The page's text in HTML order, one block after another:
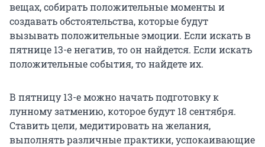
вещах, собирать положительные моменты и
создавать обстоятельства, которые будут
вызывать положительные эмоции. Если искать в
пятнице 13-е негатив, то он найдется. Если искать
положительные события, то найдете их.
В пятницу 13-е можно начать подготовку к
лунному затмению, которое будут 18 сентября.
Ставить цели, медитировать на желания,
выполнять различные практики, успокаивающие